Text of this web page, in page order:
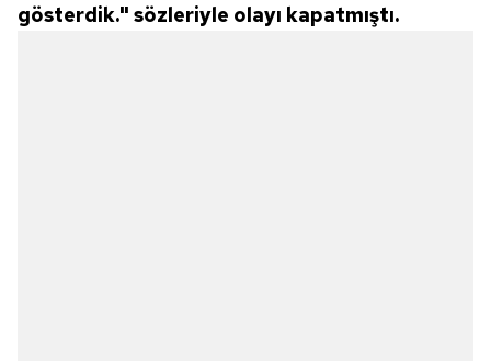
gösterdik." sözleriyle olayı kapatmıştı.